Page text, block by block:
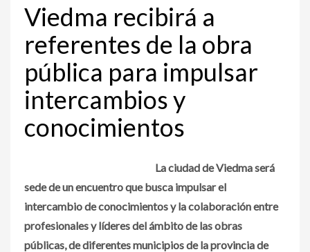
Viedma recibirá a
referentes de la obra
pública para impulsar
intercambios y
conocimientos
La ciudad de Viedma será
sede de un encuentro que busca impulsar el
intercambio de conocimientos y la colaboración entre
profesionales y líderes del ámbito de las obras
públicas, de diferentes municipios de la provincia de